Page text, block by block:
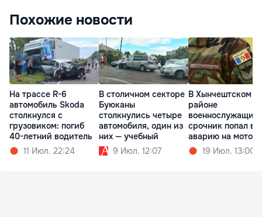
Похожие новости
На трассе R-6
автомобиль Skoda
столкнулся с
грузовиком: погиб
40-летний водитель
11 Июл. 22:24
В столичном секторе
Буюканы
столкнулись четыре
автомобиля, один из
них — учебный
9 Июл. 12:07
В Хынчештском
районе
военнослужащий-
срочник попал в
аварию на
19 Июл. 13:00